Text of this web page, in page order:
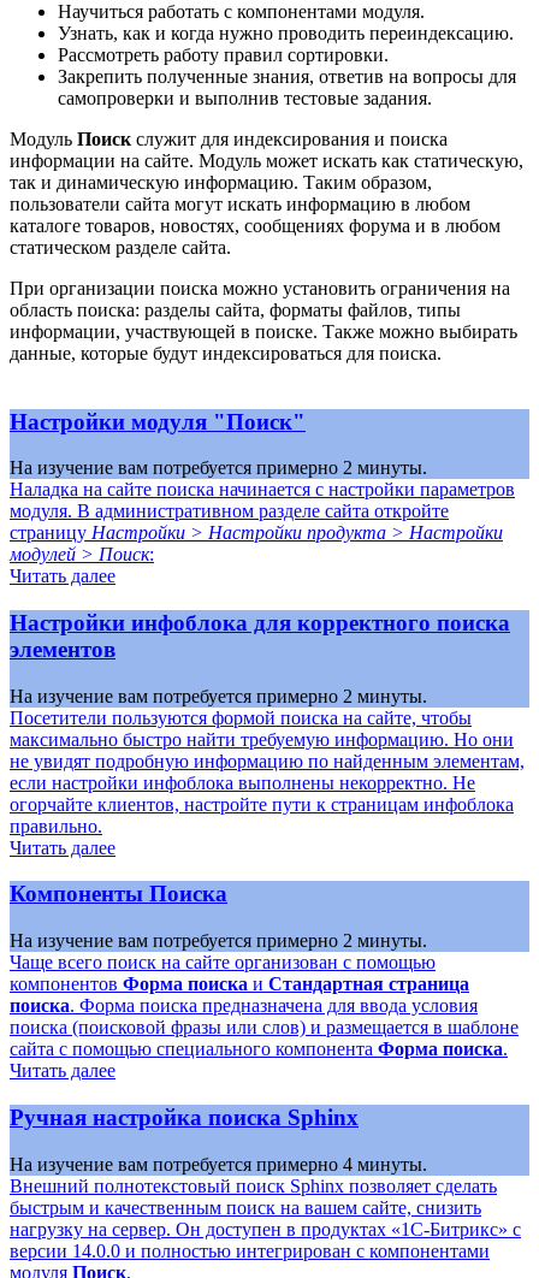
Научиться работать с компонентами модуля.
Узнать, как и когда нужно проводить переиндексацию.
Рассмотреть работу правил сортировки.
Закрепить полученные знания, ответив на вопросы для
самопроверки и выполнив тестовые задания.
Модуль Поиск служит для индексирования и поиска
информации на сайте. Модуль может искать как статическую,
так и динамическую информацию. Таким образом,
пользователи сайта могут искать информацию в любом
каталоге товаров, новостях, сообщениях форума и в любом
статическом разделе сайта.
При организации поиска можно установить ограничения на
область поиска: разделы сайта, форматы файлов, типы
информации, участвующей в поиске. Также можно выбирать
данные, которые будут индексироваться для поиска.
Настройки модуля "Поиск"
На изучение вам потребуется примерно 2 минуты.
Наладка на сайте поиска начинается с настройки параметров
модуля. В административном разделе сайта откройте
страницу Настройки > Настройки продукта > Настройки
модулей > Поиск:
Читать далее
Настройки инфоблока для корректного поиска
элементов
На изучение вам потребуется примерно 2 минуты.
Посетители пользуются формой поиска на сайте, чтобы
максимально быстро найти требуемую информацию. Но они
не увидят подробную информацию по найденным элементам,
если настройки инфоблока выполнены некорректно. Не
огорчайте клиентов, настройте пути к страницам инфоблока
правильно.
Читать далее
Компоненты Поиска
На изучение вам потребуется примерно 2 минуты.
Чаще всего поиск на сайте организован с помощью
компонентов Форма поиска и Стандартная страница
поиска. Форма поиска предназначена для ввода условия
поиска (поисковой фразы или слов) и размещается в шаблоне
сайта с помощью специального компонента Форма поиска.
Читать далее
Ручная настройка поиска Sphinx
На изучение вам потребуется примерно 4 минуты.
Внешний полнотекстовый поиск Sphinx позволяет сделать
быстрым и качественным поиск на вашем сайте, снизить
нагрузку на сервер. Он доступен в продуктах «1С-Битрикс» с
версии 14.0.0 и полностью интегрирован с компонентами
модуля Поиск.